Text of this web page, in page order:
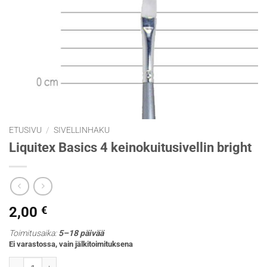
ETUSIVU / SIVELLINHAKU
Liquitex Basics 4 keinokuitusivellin bright
2,00 €
Toimitusaika:5–18 päivää
Ei varastossa, vain jälkitoimituksena
Liquitex Basics 4 keinokuitusivellin bright määrä